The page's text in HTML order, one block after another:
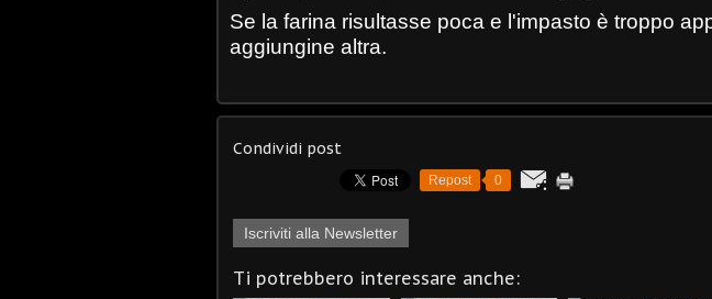
Se la farina risultasse poca e l'impasto è troppo
aggiungine altra.
Condividi post
Repost 0
Iscriviti alla Newsletter
Ti potrebbero interessare anche: